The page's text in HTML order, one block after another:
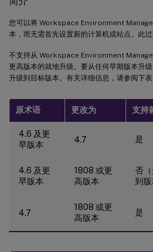
您可以将 Workspace Environment
本，而无需首先设置新的计算机或站点。此过
不支持从 Workspace Environment
更高版本的就地升级。要从任何早期版本升
升级到目标版本。有关详细信息，请参阅下表
原术语 更改为 支持
4.6 及更
早版本
4.7 是
4.6 及更
早版本
1808 或更
高版本
否
到版
4.7
1808 或更
高版本
是